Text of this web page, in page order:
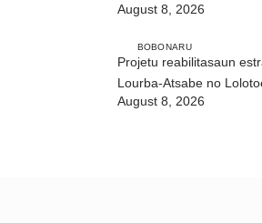
ho fuan”
August 8, 2026
BOBONARU
Projetu reabilitasaun
Lourba-Atsabe no
vistu tribunál
August 8, 2026